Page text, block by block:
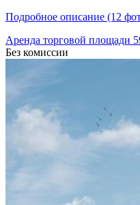
Подробное описание (12
Аренда торговой площади
Без комиссии